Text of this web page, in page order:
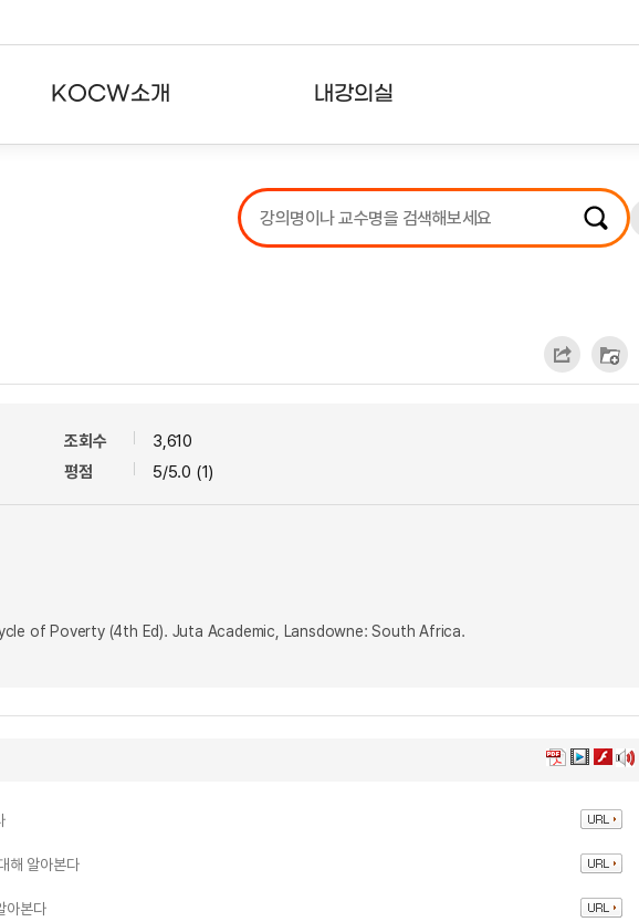
KOCW소개 내강의실
강의리스트
수강확인증강의
조회수
3,610
평점
5/5.0 (1)
of Poverty (4th Ed). Juta Academic, Lansdowne: South Africa.
해 알아본다
아본다